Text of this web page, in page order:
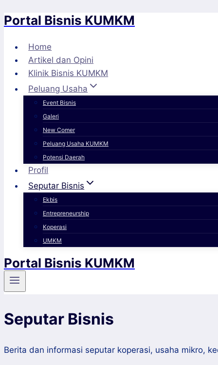
Skip
content
Portal Bisnis KUMKM
Home
Artikel dan Opini
Klinik Bisnis KUMKM
Peluang Usaha
Event Bisnis
Galeri
New Comer
Peluang Usaha KUMKM
Potensi Daerah
Profil
Seputar Bisnis
Ekbis
Entrepreneurship
Koperasi
UMKM
Portal Bisnis KUMKM
Seputar Bisnis
Berita dan informasi seputar koperasi, usaha mikro,